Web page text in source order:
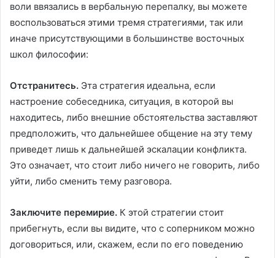
воли ввязались в вербальную перепалку, вы можете
воспользоваться этими тремя стратегиями, так или
иначе присутствующими в большинстве восточных
школ философии:
Отстранитесь. Эта стратегия идеальна, если
настроение собеседника, ситуация, в которой вы
находитесь, либо внешние обстоятельства заставляют
предположить, что дальнейшее общение на эту тему
приведет лишь к дальнейшей эскалации конфликта.
Это означает, что стоит либо ничего не говорить, либо
уйти, либо сменить тему разговора.
Заключите перемирие. К этой стратегии стоит
прибегнуть, если вы видите, что с соперником можно
договориться, или, скажем, если по его поведению